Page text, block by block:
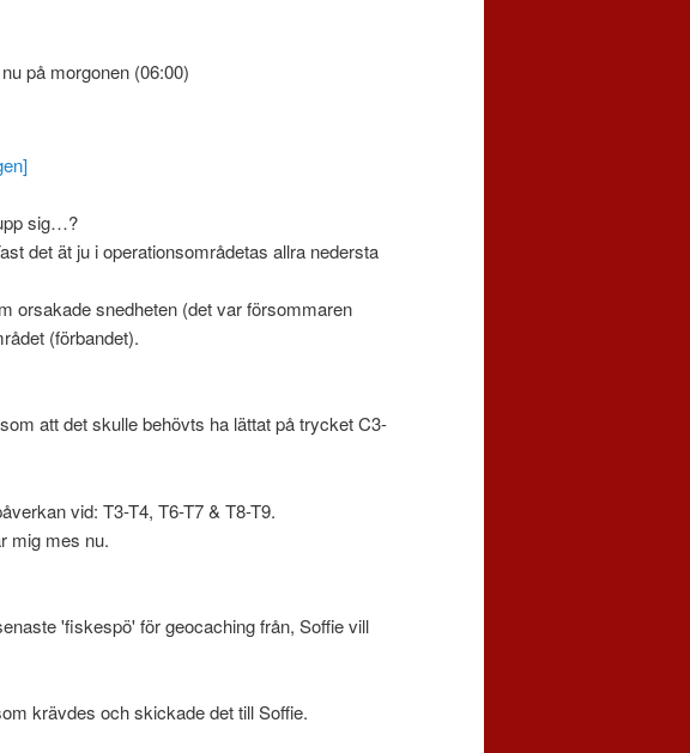
på morgonen (06:00)
sig…?
det ät ju i operationsområdetas allra nedersta
orsakade snedheten (det var försommaren
(förbandet).
att det skulle behövts ha lättat på trycket C3-
vid: T3-T4, T6-T7 & T8-T9.
mig mes nu.
'fiskespö' för geocaching från, Soffie vill
krävdes och skickade det till Soffie.